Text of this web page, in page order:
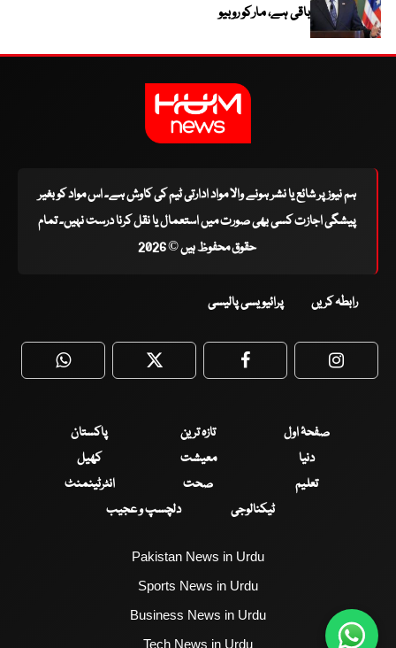
باقی ہے، مارکو روبیو
ہم نیوز پر شائع یا نشر ہونے والا مواد ادارتی ٹیم کی کاوش ہے۔ اس مواد کو بغیر
پیشگی اجازت کسی بھی صورت میں استعمال یا نقل کرنا درست نہیں۔ تمام
حقوق محفوظ ہیں © 2026
رابطہ کریں پرائیویسی پالیسی
WhatsApp Twitter Facebook
صفحۂ اول تازہ ترین
پاکستان
دنیا
معیشت
کھیل
تعلیم
صحت
انٹرٹینمنٹ
ٹیکنالوجی
دلچسپ و عجیب
Pakistan News in Urdu
Sports News in Urdu
Business News in Urdu
Tech News in Urdu